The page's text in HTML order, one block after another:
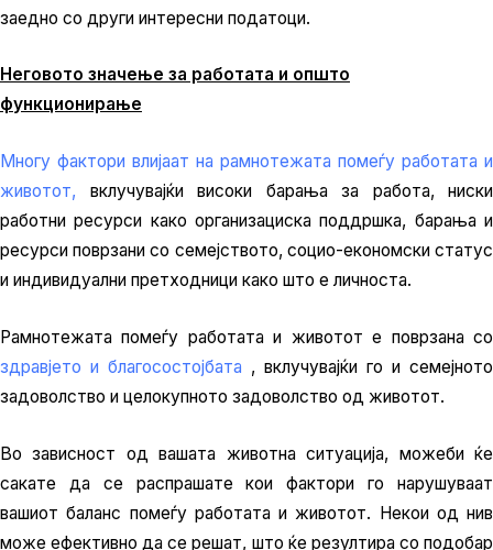
заедно со други интересни податоци.
Неговото значење за работата и општо
функционирање
Многу фактори влијаат на рамнотежата помеѓу работата и
животот, вклучувајќи високи барања за работа, ниски
работни ресурси како организациска поддршка, барања и
ресурси поврзани со семејството, социо-економски статус
и индивидуални претходници како што е личноста.
Рамнотежата помеѓу работата и животот е поврзана со
здравјето и благосостојбата , вклучувајќи го и семејното
задоволство и целокупното задоволство од животот.
Во зависност од вашата животна ситуација, можеби ќе
сакате да се распрашате кои фактори го нарушуваат
вашиот баланс помеѓу работата и животот. Некои од нив
може ефективно да се решат, што ќе резултира со подобар